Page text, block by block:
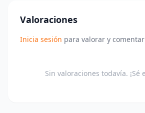
Valoraciones
Inicia sesión para valorar y
Sin valoraciones todavía. ¡Sé